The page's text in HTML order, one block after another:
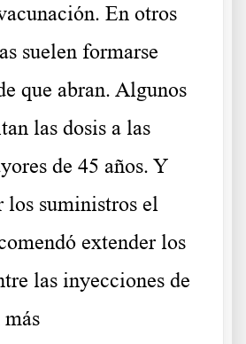
En otros
suelen formarse
que abran. Algunos
las dosis a las
de 45 años. Y
los suministros el
extender los
las inyecciones de